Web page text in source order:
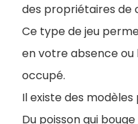
des propriétaires de
Ce type de jeu
en votre absence ou
occupé.
Il existe des modèles
Du poisson qui